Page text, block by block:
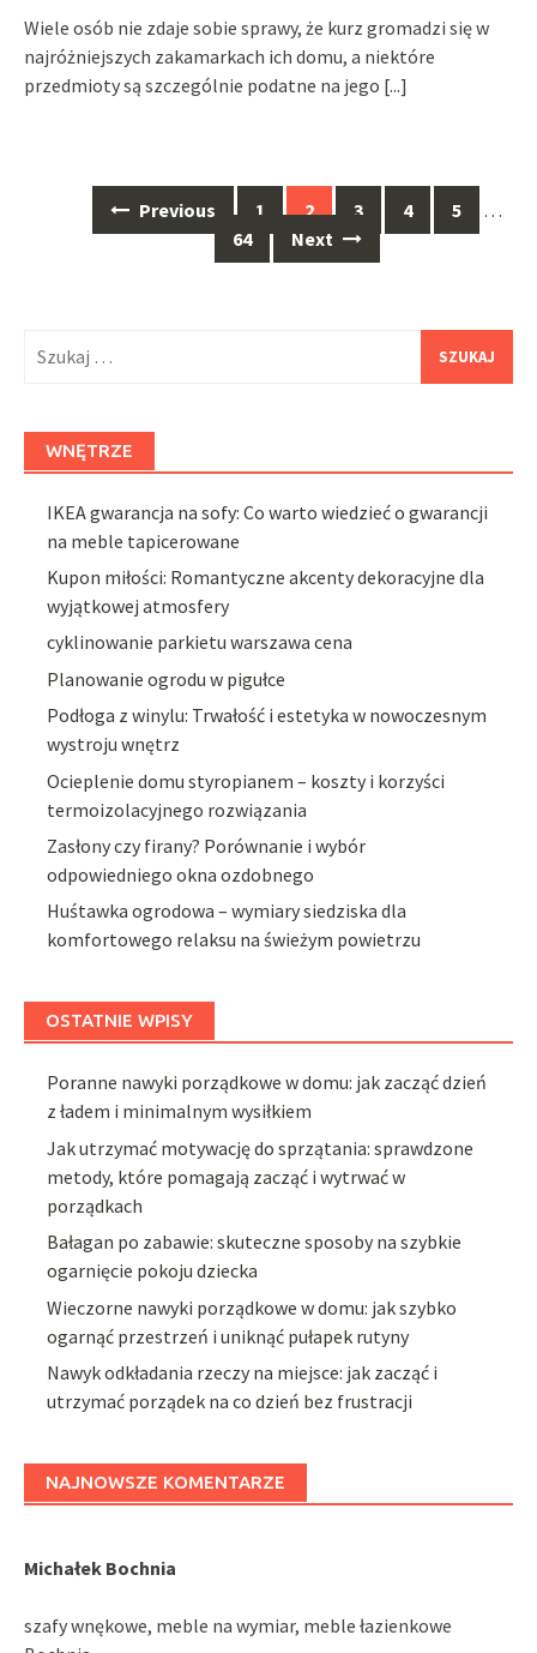
Wiele osób nie zdaje sobie sprawy, że kurz gromadzi się w
najróżniejszych zakamarkach ich domu, a niektóre
przedmioty są szczególnie podatne na jego [...]
navigation
Previous 1 2 3 4 5
…
64
Next
WNĘTRZE
IKEA gwarancja na sofy: Co warto wiedzieć o gwarancji
na meble tapicerowane
Kupon miłości: Romantyczne akcenty dekoracyjne dla
wyjątkowej atmosfery
cyklinowanie parkietu warszawa cena
Planowanie ogrodu w pigułce
Podłoga z winylu: Trwałość i estetyka w nowoczesnym
wystroju wnętrz
Ocieplenie domu styropianem – koszty i korzyści
termoizolacyjnego rozwiązania
Zasłony czy firany? Porównanie i wybór
odpowiedniego okna ozdobnego
Huśtawka ogrodowa – wymiary siedziska dla
komfortowego relaksu na świeżym powietrzu
OSTATNIE WPISY
Poranne nawyki porządkowe w domu: jak zacząć dzień
z ładem i minimalnym wysiłkiem
Jak utrzymać motywację do sprzątania: sprawdzone
metody, które pomagają zacząć i wytrwać w
porządkach
Bałagan po zabawie: skuteczne sposoby na szybkie
ogarnięcie pokoju dziecka
Wieczorne nawyki porządkowe w domu: jak szybko
ogarnąć przestrzeń i uniknąć pułapek rutyny
Nawyk odkładania rzeczy na miejsce: jak zacząć i
utrzymać porządek na co dzień bez frustracji
NAJNOWSZE KOMENTARZE
Michałek Bochnia
szafy wnękowe, meble na wymiar, meble łazienkowe